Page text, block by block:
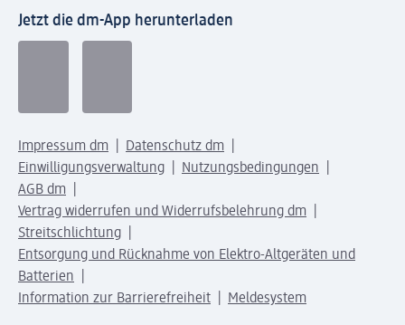
Jetzt die dm-App herunterladen
Impressum dm
Datenschutz dm
Einwilligungsverwaltung
Nutzungsbedingungen
AGB dm
Vertrag widerrufen und Widerrufsbelehrung dm
Streitschlichtung
Entsorgung und Rücknahme von Elektro-Altgeräten und
Batterien
Information zur Barrierefreiheit
Meldesystem